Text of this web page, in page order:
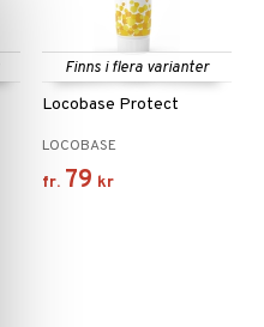
Finns i flera varianter
Locobase Protect
LOCOBASE
fr. 79 kr